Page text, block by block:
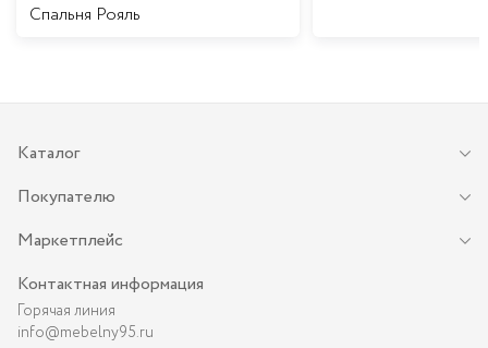
Спальня Рояль
Каталог
Покупателю
Маркетплейс
Контактная информация
Горячая линия
info@mebelny95.ru